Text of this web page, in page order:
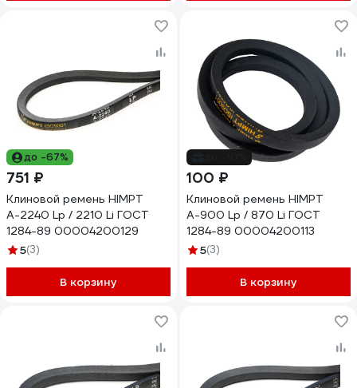
до -67%
751 ₽
Клиновой ремень HIMPT
А-2240 Lp / 2210 Li ГОСТ
1284-89 00004200129
5(3)
В корзину
100 ₽
Клиновой ремень HIMPT
А-900 Lp / 870 Li ГОСТ
1284-89 00004200113
5(3)
В корзину